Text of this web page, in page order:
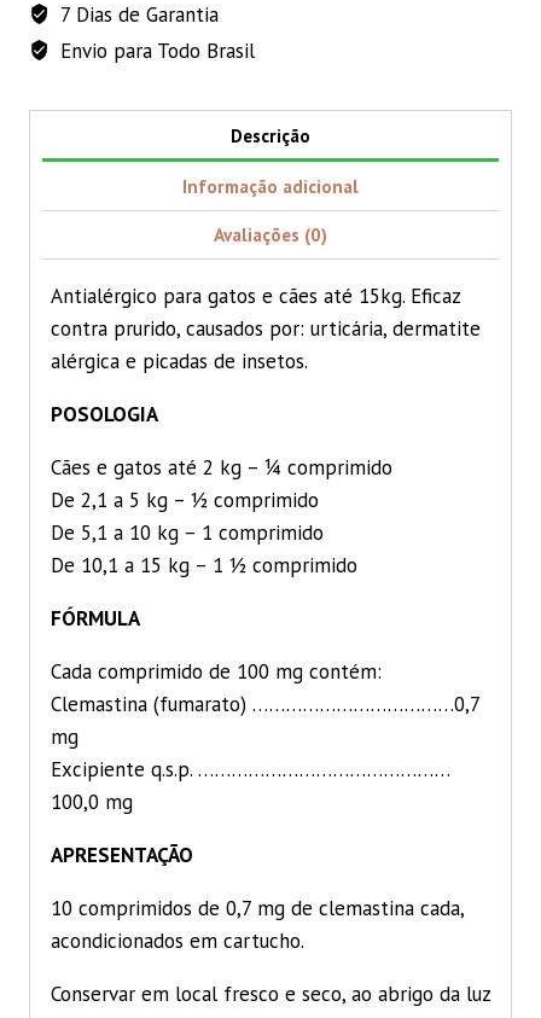
até
15
-
7 Dias de Garantia
Envio para Todo Brasil
Descrição
Informação adicional
Avaliações (0)
Antialérgico para gatos e cães até 15kg. Eficaz
contra prurido, causados por: urticária, dermatite
alérgica e picadas de insetos.
POSOLOGIA
Cães e gatos até 2 kg – ¼ comprimido
De 2,1 a 5 kg – ½ comprimido
De 5,1 a 10 kg – 1 comprimido
De 10,1 a 15 kg – 1 ½ comprimido
FÓRMULA
Cada comprimido de 100 mg contém:
Clemastina (fumarato) ………………………………0,7
mg
Excipiente q.s.p. ………………………………………
100,0 mg
APRESENTAÇÃO
10 comprimidos de 0,7 mg de clemastina cada,
acondicionados em cartucho.
Conservar em local fresco e seco, ao abrigo da luz